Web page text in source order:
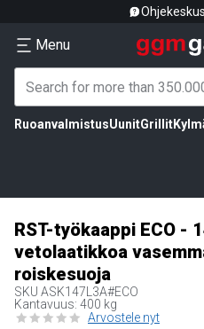
Ohjekeskus
Menu
RuoanvalmistusUunitGrillit
RST-työkaappi ECO -
vetolaatikkoa
roiskesuoja
SKU ASK147L3A#ECO
Kantavuus: 400 kg
Arvostele nyt